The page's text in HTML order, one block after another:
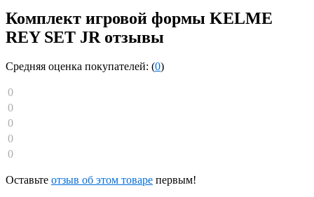
Комплект игровой формы KELME
REY SET JR отзывы
Средняя оценка покупателей: (0)
0
0
0
0
0
Оставьте отзыв об этом товаре первым!